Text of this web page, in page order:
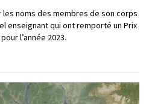
les noms des membres de son corps
enseignant qui ont remporté un Prix
l’année 2023.